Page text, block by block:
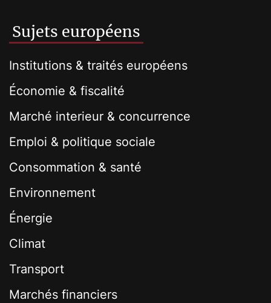
Sujets européens
Institutions & traités européens
Économie & fiscalité
Marché interieur & concurrence
Emploi & politique sociale
Consommation & santé
Environnement
Énergie
Climat
Transport
Marchés financiers